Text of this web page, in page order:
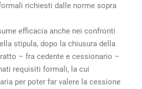
richiesti dalle norme sopra
efficacia anche nei confronti
stipula, dopo la chiusura della
– fra cedente e cessionario –
requisiti formali, la cui
per poter far valere la cessione